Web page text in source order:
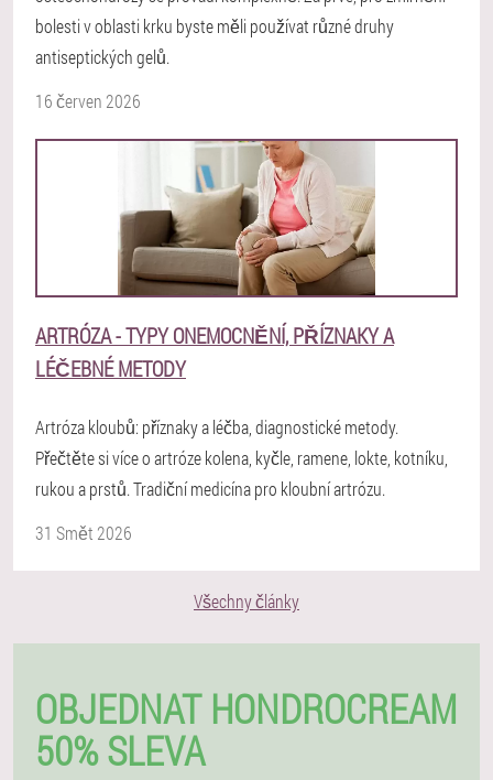
bolesti v oblasti krku byste měli používat různé druhy
antiseptických gelů.
16 červen 2026
ARTRÓZA - TYPY ONEMOCNĚNÍ, PŘÍZNAKY A
LÉČEBNÉ METODY
Artróza kloubů: příznaky a léčba, diagnostické metody.
Přečtěte si více o artróze kolena, kyčle, ramene, lokte, kotníku,
rukou a prstů. Tradiční medicína pro kloubní artrózu.
31 Smět 2026
Všechny články
OBJEDNAT HONDROCREAM
50% SLEVA